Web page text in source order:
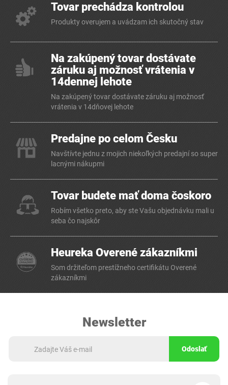
Tovar prechádza kontrolou
Produkty overujem a uvádzam ich skutočný stav
Na zakúpený tovar dostávate
záruku aj možnosť vrátenia v
14dennej lehote
Na zakúpený tovar dostávate záruku aj možnosť
vrátenia v 14dňovej lehote
Predajne po celom Česku
Navštívte jednu z mojich niekoľkých predajní so super
lacnými nákupmi
Tovar budete mať doma čoskoro
Robím všetko preto, aby ste Vašu objednávku mali u
seba čo najskôr
Heureka Overené zákazníkmi
Som držiteľom prestížneho certifikátu Overené
zákazníkmi
Newsletter
Odoslať